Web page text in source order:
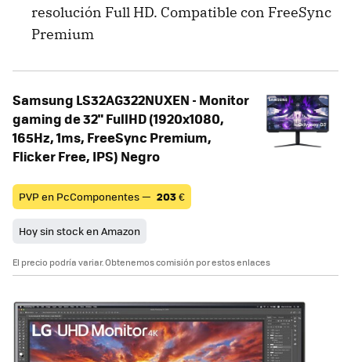
resolución Full HD. Compatible con FreeSync
Premium
Samsung LS32AG322NUXEN - Monitor
gaming de 32" FullHD (1920x1080,
165Hz, 1ms, FreeSync Premium,
Flicker Free, IPS) Negro
PVP en PcComponentes — 203€
Hoy sin stock en Amazon
El precio podría variar. Obtenemos comisión por estos enlaces